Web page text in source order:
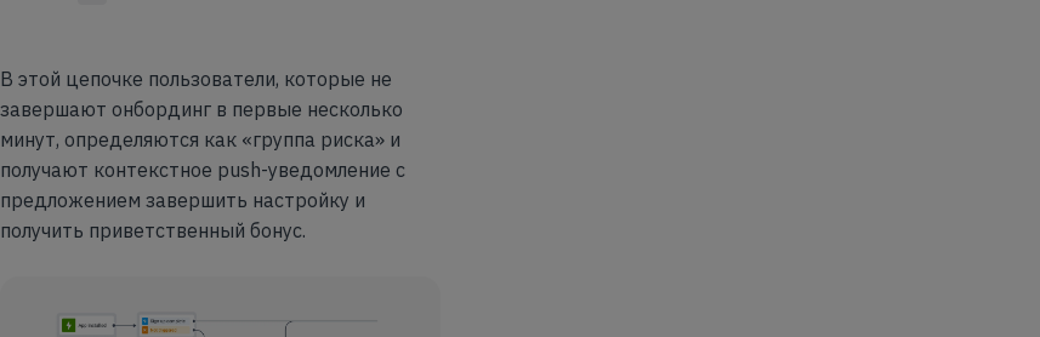
В этой цепочке пользователи, которые не
завершают онбординг в первые несколько
минут, определяются как «группа риска» и
получают контекстное push-уведомление с
предложением завершить настройку и
получить приветственный бонус.